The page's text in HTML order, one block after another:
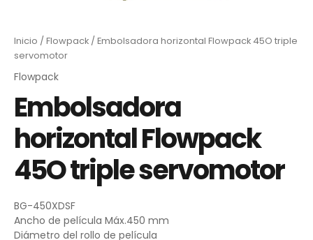
Inicio /Flowpack / Embolsadora horizontal Flowpack 45O triple
servomotor
Flowpack
Embolsadora
horizontal Flowpack
45O triple servomotor
BG-450XDSF
Ancho de película Máx.450 mm
Diámetro del rollo de película